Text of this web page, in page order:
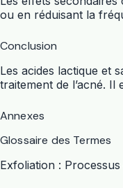
ou en réduisant la
Conclusion
Les acides lactique et
traitement de l’acné.
Annexes
Glossaire des Termes
Exfoliation :